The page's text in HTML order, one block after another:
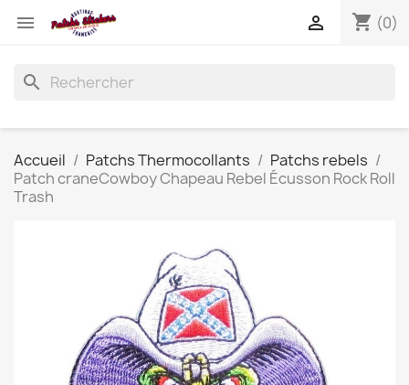
 shopping_cart (0)

search
Accueil Patchs Thermocollants
Patchs rebels
Patch craneCowboy Chapeau Rebel Écusson Rock Roll
Trash